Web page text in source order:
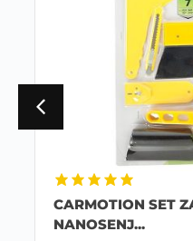
CARMOTION SET ZA
NANOSENJ...